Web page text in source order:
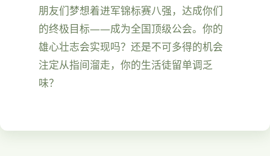
朋友们梦想着进军锦标赛八强，达成你们
的终极目标——成为全国顶级公会。你的
雄心壮志会实现吗？还是不可多得的机会
注定从指间溜走，你的生活徒留单调乏
味？